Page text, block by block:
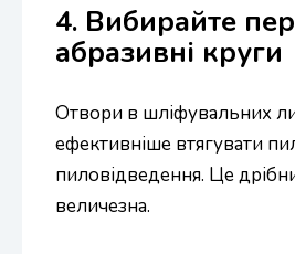
4. Вибирайте
абразивні круги
Отвори в шліфувальних
ефективніше втягувати
пиловідведення. Це
величезна.